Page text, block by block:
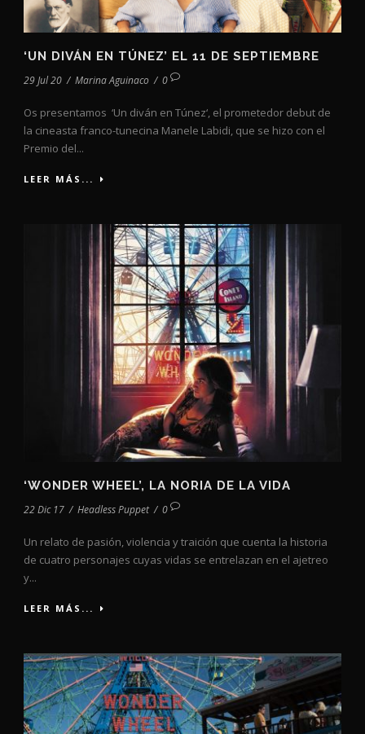
‘UN DIVÁN EN TÚNEZ’ EL 11 DE SEPTIEMBRE
29 Jul 20 / Marina Aguinaco / 0
Os presentamos ‘Un diván en Túnez‘, el prometedor debut de
la cineasta franco-tunecina Manele Labidi, que se hizo con el
Premio del...
LEER MÁS...
‘WONDER WHEEL’, LA NORIA DE LA VIDA
22 Dic 17 / Headless Puppet / 0
Un relato de pasión, violencia y traición que cuenta la historia
de cuatro personajes cuyas vidas se entrelazan en el ajetreo
y...
LEER MÁS...